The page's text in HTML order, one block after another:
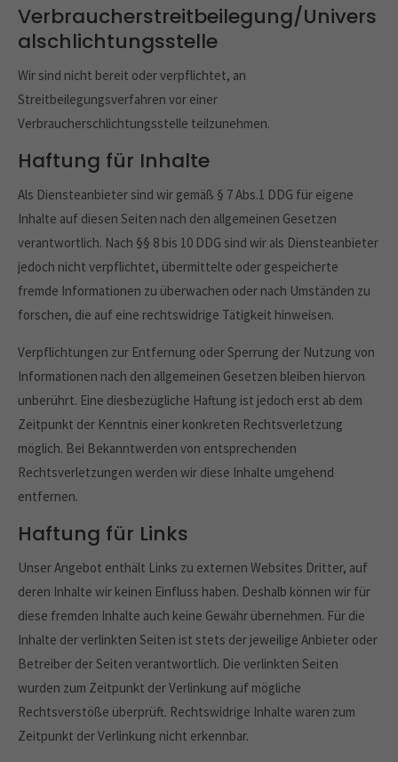
Verbraucherstreitbeilegung/Univers
alschlichtungsstelle
Wir sind nicht bereit oder verpflichtet, an
Streitbeilegungsverfahren vor einer
Verbraucherschlichtungsstelle teilzunehmen.
Haftung für Inhalte
Als Diensteanbieter sind wir gemäß § 7 Abs.1 DDG für eigene
Inhalte auf diesen Seiten nach den allgemeinen Gesetzen
verantwortlich. Nach §§ 8 bis 10 DDG sind wir als Diensteanbieter
jedoch nicht verpflichtet, übermittelte oder gespeicherte
fremde Informationen zu überwachen oder nach Umständen zu
forschen, die auf eine rechtswidrige Tätigkeit hinweisen.
Verpflichtungen zur Entfernung oder Sperrung der Nutzung von
Informationen nach den allgemeinen Gesetzen bleiben hiervon
unberührt. Eine diesbezügliche Haftung ist jedoch erst ab dem
Zeitpunkt der Kenntnis einer konkreten Rechtsverletzung
möglich. Bei Bekanntwerden von entsprechenden
Rechtsverletzungen werden wir diese Inhalte umgehend
entfernen.
Haftung für Links
Unser Angebot enthält Links zu externen Websites Dritter, auf
deren Inhalte wir keinen Einfluss haben. Deshalb können wir für
diese fremden Inhalte auch keine Gewähr übernehmen. Für die
Inhalte der verlinkten Seiten ist stets der jeweilige Anbieter oder
Betreiber der Seiten verantwortlich. Die verlinkten Seiten
wurden zum Zeitpunkt der Verlinkung auf mögliche
Rechtsverstöße überprüft. Rechtswidrige Inhalte waren zum
Zeitpunkt der Verlinkung nicht erkennbar.